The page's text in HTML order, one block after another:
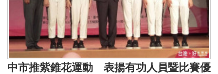
中市推紫錐花運動 表揚有功人員暨比賽優